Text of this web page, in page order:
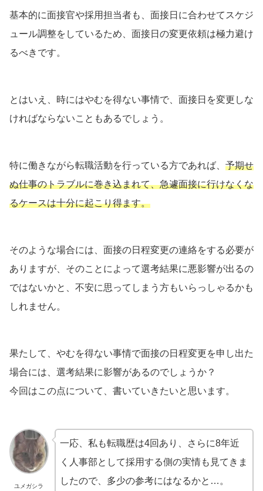
基本的に面接官や採用担当者も、面接日に合わせてスケジ
ュール調整をしているため、面接日の変更依頼は極力避け
るべきです。
とはいえ、時にはやむを得ない事情で、面接日を変更しな
ければならないこともあるでしょう。
特に働きながら転職活動を行っている方であれば、 予期せ
ぬ仕事のトラブルに巻き込まれて、急遽面接に行けなくな
るケースは十分に起こり得ます。
そのような場合には、面接の日程変更の連絡をする必要が
ありますが、そのことによって選考結果に悪影響が出るの
ではないかと、不安に思ってしまう方もいらっしゃるかも
しれません。
果たして、やむを得ない事情で面接の日程変更を申し出た
場合には、選考結果に影響があるのでしょうか？
今回はこの点について、書いていきたいと思います。
ユメガシラ
一応、私も転職歴は4回あり、さらに8年近
く人事部として採用する側の実情も見てきま
したので、多少の参考にはなるかと…。